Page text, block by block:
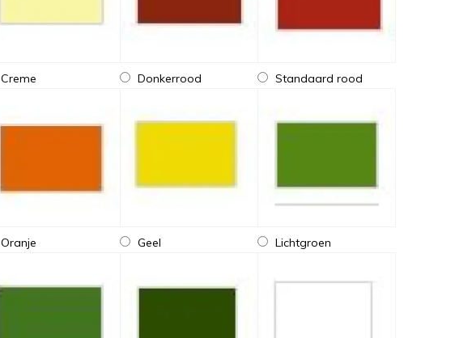
Creme Donkerrood Standaard rood
Oranje Geel Lichtgroen